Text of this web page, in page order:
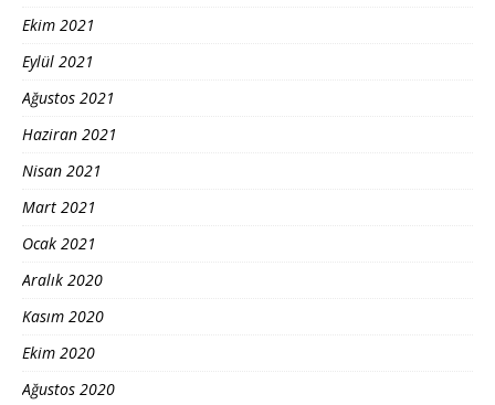
Ekim 2021
Eylül 2021
Ağustos 2021
Haziran 2021
Nisan 2021
Mart 2021
Ocak 2021
Aralık 2020
Kasım 2020
Ekim 2020
Ağustos 2020